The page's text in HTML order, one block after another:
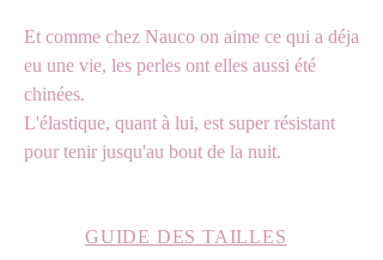
Et comme chez Nauco on aime ce qui a déja
eu une vie, les perles ont elles aussi été
chinées.
L'élastique, quant à lui, est super résistant
pour tenir jusqu'au bout de la nuit.
GUIDE DES TAILLES